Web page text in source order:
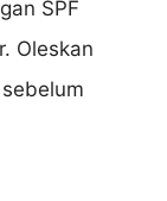
SPF
Oleskan